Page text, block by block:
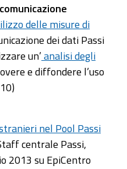
delle misure di
dei dati Passi
un’analisi degli
e diffondere l’uso
nel Pool Passi
centrale Passi,
2013 su EpiCentro